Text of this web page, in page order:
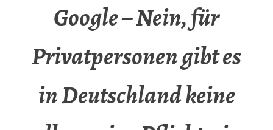
Google – Nein, für
Privatpersonen gibt es
in Deutschland keine